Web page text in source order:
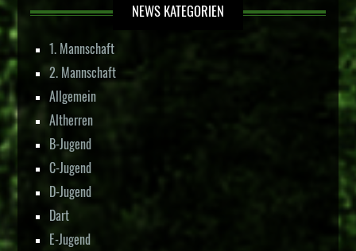
NEWS KATEGORIEN
1. Mannschaft
2. Mannschaft
Allgemein
Altherren
B-Jugend
C-Jugend
D-Jugend
Dart
E-Jugend